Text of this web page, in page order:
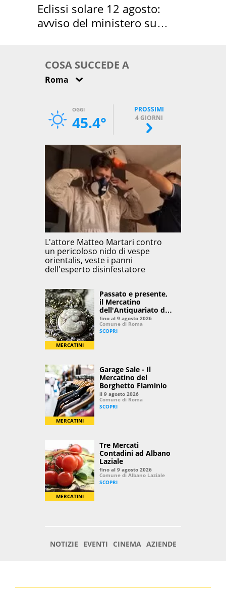
Eclissi solare 12 agosto:
avviso del ministero su